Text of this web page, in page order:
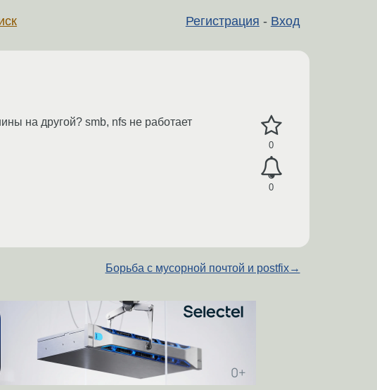
Регистрация - Вход
0
0
на другой? smb, nfs не работает
Борьба с мусорной почтой и postfix→